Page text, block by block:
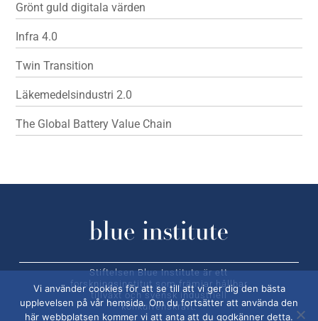
Grönt guld digitala värden
Infra 4.0
Twin Transition
Läkemedelsindustri 2.0
The Global Battery Value Chain
Stiftelsen Blue Institute är ett
forskningsinstitut som främjar hållbar
tillväxt och svensk industriell
konkurrenskraft.
Vi använder cookies för att se till att vi ger dig den bästa
upplevelsen på vår hemsida. Om du fortsätter att använda den
här webbplatsen kommer vi att anta att du godkänner detta.